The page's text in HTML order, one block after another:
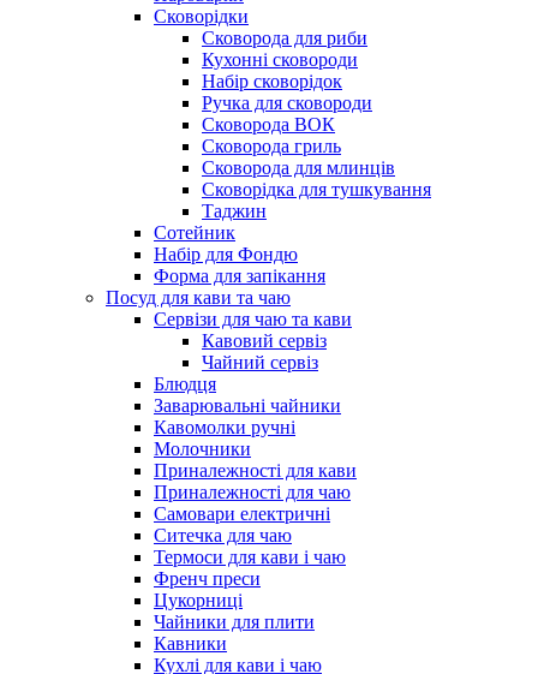
Сковорідки
Сковорода для риби
Кухонні сковороди
Набір сковорідок
Ручка для сковороди
Сковорода ВОК
Сковорода гриль
Сковорода для млинців
Сковорідка для тушкування
Таджин
Сотейник
Набір для Фондю
Форма для запікання
Посуд для кави та чаю
Сервізи для чаю та кави
Кавовий сервіз
Чайний сервіз
Блюдця
Заварювальні чайники
Кавомолки ручні
Молочники
Приналежності для кави
Приналежності для чаю
Самовари електричні
Ситечка для чаю
Термоси для кави і чаю
Френч преси
Цукорниці
Чайники для плити
Кавники
Кухлі для кави і чаю